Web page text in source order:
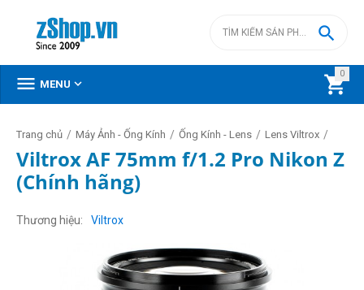
0


 MENU 
Trang chủ / Máy Ảnh - Ống Kính / Ống Kính - Lens / Lens Viltrox /
Viltrox AF 75mm f/1.2 Pro Nikon Z
(Chính hãng)
Thương hiệu Viltrox